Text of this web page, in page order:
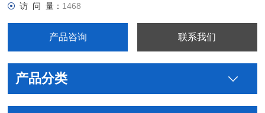
访 问 量： 1468
产品咨询 联系我们
产品分类